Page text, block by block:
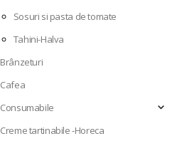
Sosuri si pasta de tomate
Tahini-Halva
Brânzeturi
Cafea
Consumabile
Creme tartinabile -Horeca